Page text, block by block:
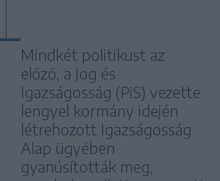
Mindkét politikust az
előző, a Jog és
Igazságosság (PiS) vezette
lengyel kormány idején
létrehozott Igazságosság
Alap ügyében
gyanúsították meg,